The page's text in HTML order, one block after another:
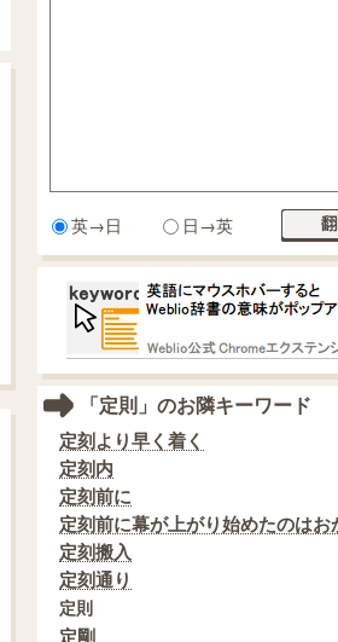
英→日 日→英
「定則」のお隣キーワード
定刻より早く着く
定刻内
定刻前に
定刻前に幕が上がり始めたのはお
定刻搬入
定刻通り
定則
定剛